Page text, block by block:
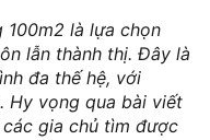
là lựa chọn
lẫn thành thị. Đây là
đa thế hệ, với
Hy vọng qua bài viết
gia chủ tìm được